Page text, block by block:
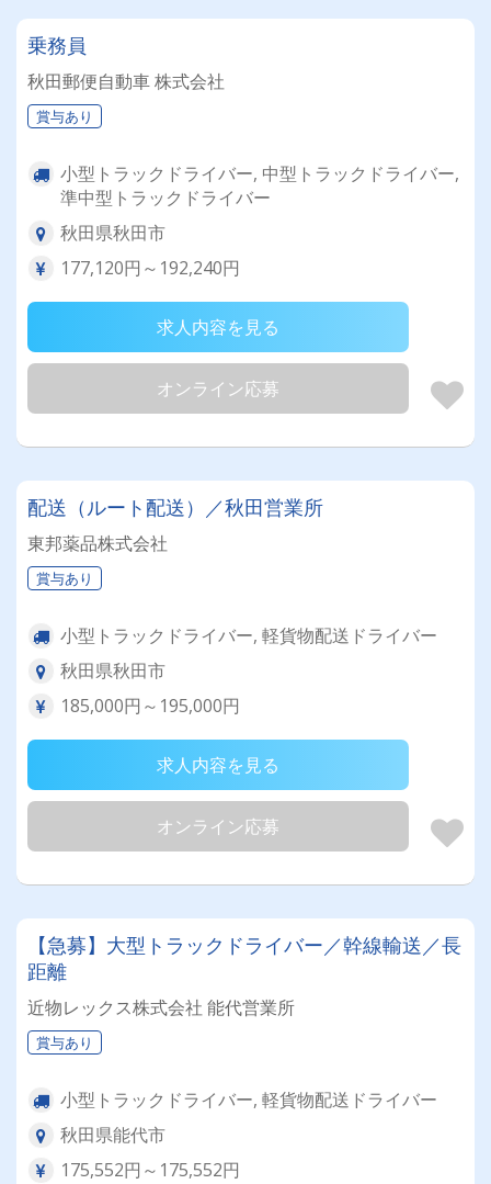
乗務員
秋田郵便自動車 株式会社
賞与あり
小型トラックドライバー, 中型トラックドライバー,
準中型トラックドライバー
秋田県秋田市
177,120円～192,240円
求人内容を見る
オンライン応募
配送（ルート配送）／秋田営業所
東邦薬品株式会社
賞与あり
小型トラックドライバー, 軽貨物配送ドライバー
秋田県秋田市
185,000円～195,000円
求人内容を見る
オンライン応募
【急募】大型トラックドライバー／幹線輸送／長
距離
近物レックス株式会社 能代営業所
賞与あり
小型トラックドライバー, 軽貨物配送ドライバー
秋田県能代市
175,552円～175,552円